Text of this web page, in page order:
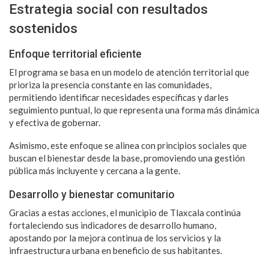
Estrategia social con resultados
sostenidos
Enfoque territorial eficiente
El programa se basa en un modelo de atención territorial que
prioriza la presencia constante en las comunidades,
permitiendo identificar necesidades específicas y darles
seguimiento puntual, lo que representa una forma más dinámica
y efectiva de gobernar.
Asimismo, este enfoque se alinea con principios sociales que
buscan el bienestar desde la base, promoviendo una gestión
pública más incluyente y cercana a la gente.
Desarrollo y bienestar comunitario
Gracias a estas acciones, el municipio de Tlaxcala continúa
fortaleciendo sus indicadores de desarrollo humano,
apostando por la mejora continua de los servicios y la
infraestructura urbana en beneficio de sus habitantes.